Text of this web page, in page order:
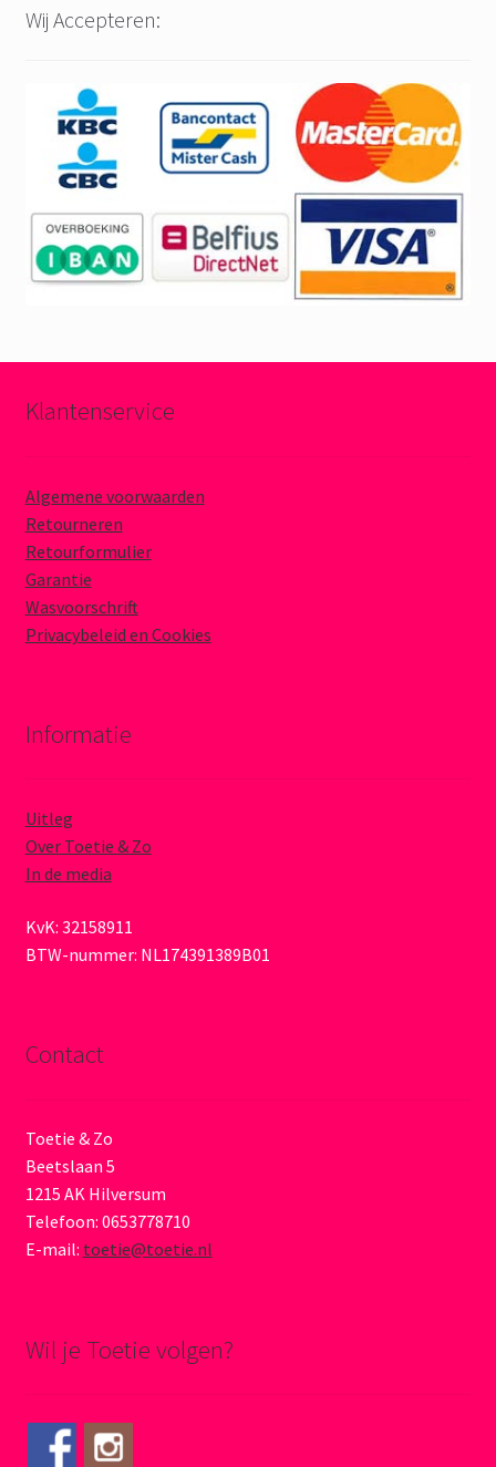
Wij Accepteren:
Klantenservice
Algemene voorwaarden
Retourneren
Retourformulier
Garantie
Wasvoorschrift
Privacybeleid en Cookies
Informatie
Uitleg
Over Toetie & Zo
In de media
KvK: 32158911
BTW-nummer: NL174391389B01
Contact
Toetie & Zo
Beetslaan 5
1215 AK Hilversum
Telefoon: 0653778710
E-mail: toetie@toetie.nl
Wil je Toetie volgen?